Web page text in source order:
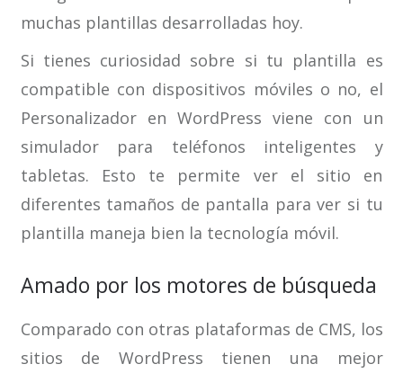
muchas plantillas desarrolladas hoy.
Si tienes curiosidad sobre si tu plantilla es
compatible con dispositivos móviles o no, el
Personalizador en WordPress viene con un
simulador para teléfonos inteligentes y
tabletas. Esto te permite ver el sitio en
diferentes tamaños de pantalla para ver si tu
plantilla maneja bien la tecnología móvil.
Amado por los motores de búsqueda
Comparado con otras plataformas de CMS, los
sitios de WordPress tienen una mejor